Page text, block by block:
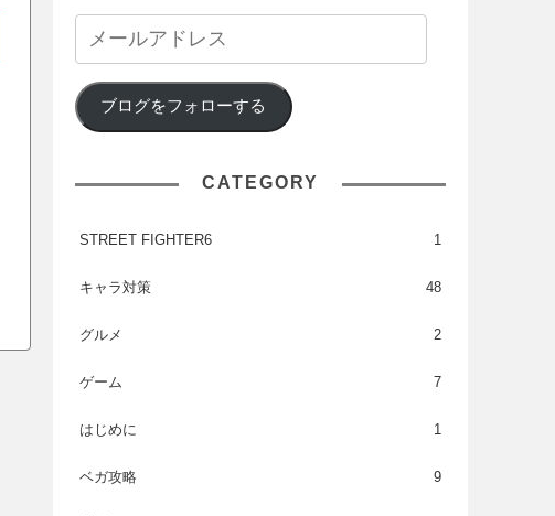
ブログをフォローする
CATEGORY
STREET FIGHTER6 1
キャラ対策 48
グルメ 2
ゲーム 7
はじめに 1
ベガ攻略 9